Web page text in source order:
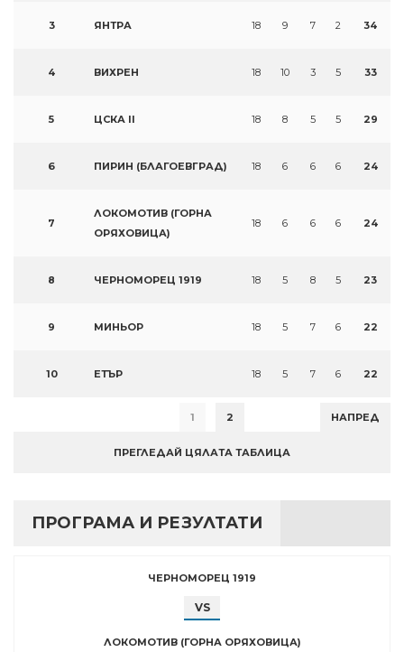
3 ЯНТРА 18 9 7 2 34
4 ВИХРЕН 18 10 3 5 33
5 ЦСКА II 18 8 5 5 29
6 ПИРИН (БЛАГОЕВГРАД) 18 6 6 6 24
7
ЛОКОМОТИВ (ГОРНА
ОРЯХОВИЦА)
18 6 6 6 24
8 ЧЕРНОМОРЕЦ 1919 18 5 8 5 23
9 МИНЬОР 18 5 7 6 22
10 ЕТЪР 18 5 7 6 22
1 2 НАПРЕД
ПРЕГЛЕДАЙ ЦЯЛАТА ТАБЛИЦА
ПРОГРАМА И РЕЗУЛТАТИ
ЧЕРНОМОРЕЦ 1919
VS
ЛОКОМОТИВ (ГОРНА ОРЯХОВИЦА)